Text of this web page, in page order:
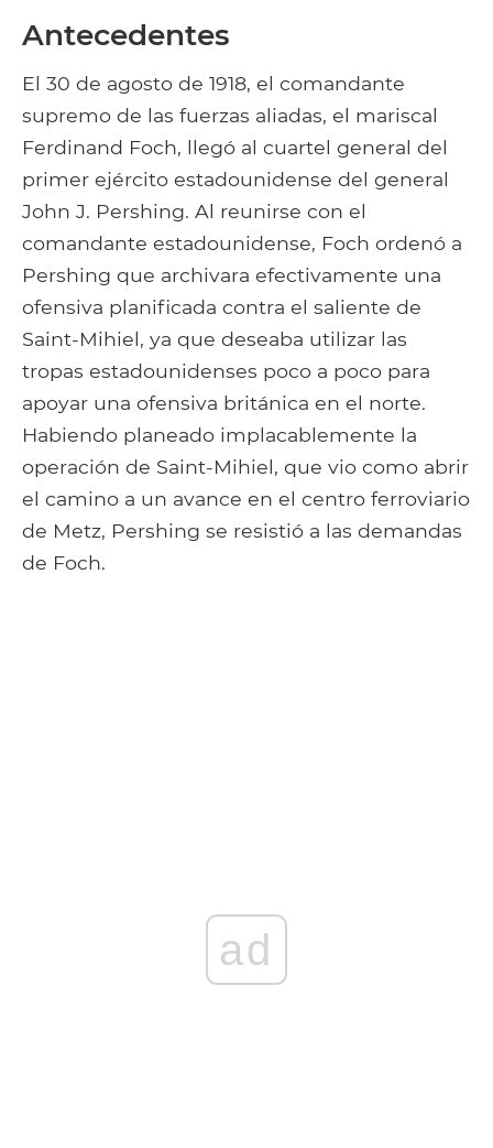
Antecedentes
El 30 de agosto de 1918, el comandante
supremo de las fuerzas aliadas, el mariscal
Ferdinand Foch, llegó al cuartel general del
primer ejército estadounidense del general
John J. Pershing. Al reunirse con el
comandante estadounidense, Foch ordenó a
Pershing que archivara efectivamente una
ofensiva planificada contra el saliente de
Saint-Mihiel, ya que deseaba utilizar las
tropas estadounidenses poco a poco para
apoyar una ofensiva británica en el norte.
Habiendo planeado implacablemente la
operación de Saint-Mihiel, que vio como abrir
el camino a un avance en el centro ferroviario
de Metz, Pershing se resistió a las demandas
de Foch.
ad